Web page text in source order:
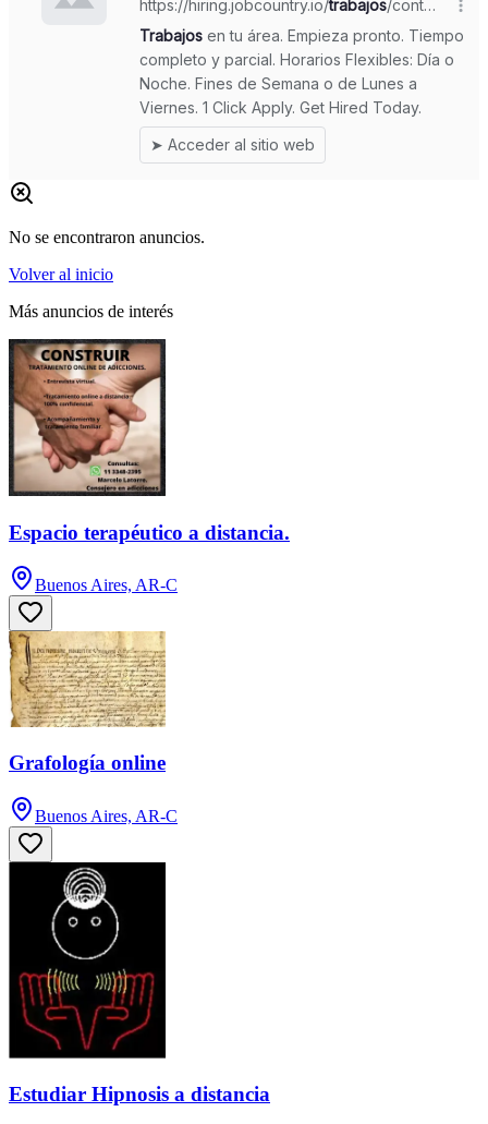
No se encontraron anuncios.
Volver al inicio
Más anuncios de interés
Espacio terapéutico a distancia.
Buenos Aires, AR-C
Grafología online
Buenos Aires, AR-C
Estudiar Hipnosis a distancia